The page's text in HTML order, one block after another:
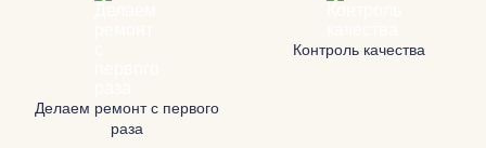
Делаем ремонт с первого
раза
Контроль качества